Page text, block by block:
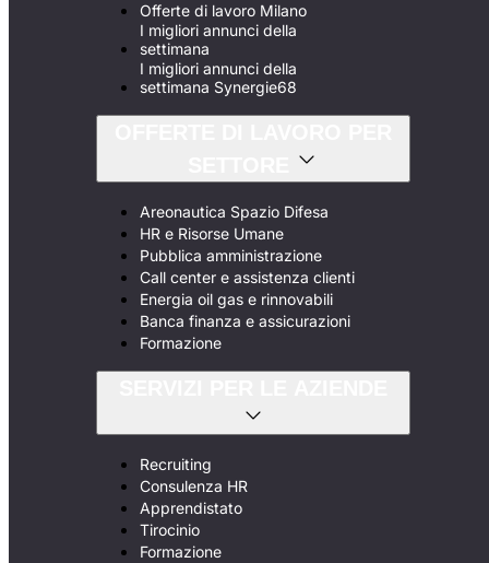
Offerte di lavoro Milano
I migliori annunci della
settimana
I migliori annunci della
settimana Synergie68
Areonautica Spazio Difesa
HR e Risorse Umane
Pubblica amministrazione
Call center e assistenza clienti
Energia oil gas e rinnovabili
Banca finanza e assicurazioni
Formazione
Recruiting
Consulenza HR
Apprendistato
Tirocinio
Formazione